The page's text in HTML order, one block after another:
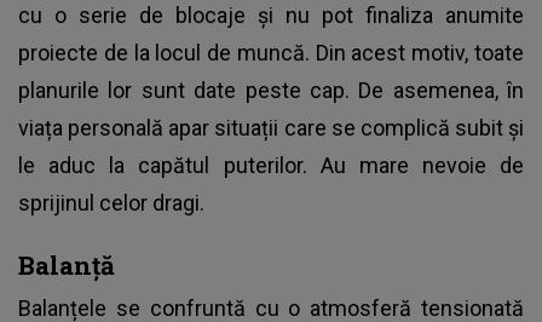
cu o serie de blocaje și nu pot finaliza anumite
proiecte de la locul de muncă. Din acest motiv, toate
planurile lor sunt date peste cap. De asemenea, în
viața personală apar situații care se complică subit și
le aduc la capătul puterilor. Au mare nevoie de
sprijinul celor dragi.
Balanță
Balanțele se confruntă cu o atmosferă tensionată